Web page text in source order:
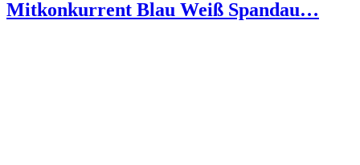
Mitkonkurrent Blau Weiß Spandau…